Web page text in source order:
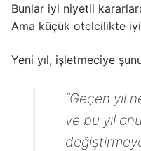
Bunlar iyi niyetli
Ama küçük otelcilikte
Yeni yıl, işletmeciye
“Geçen yıl
ve bu yıl
değiştirmeye